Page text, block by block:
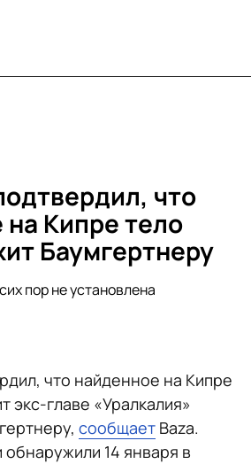
что
Кипре тело
Баумгертнеру
пор не установлена
что найденное на Кипре
экс-главе «Уралкалия»
сообщает Baza.
14 января в